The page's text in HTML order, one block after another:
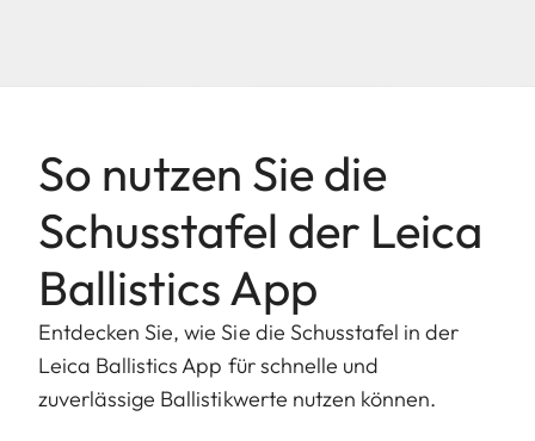
So nutzen Sie die
Schusstafel der Leica
Ballistics App
Entdecken Sie, wie Sie die Schusstafel in der
Leica Ballistics App für schnelle und
zuverlässige Ballistikwerte nutzen können.